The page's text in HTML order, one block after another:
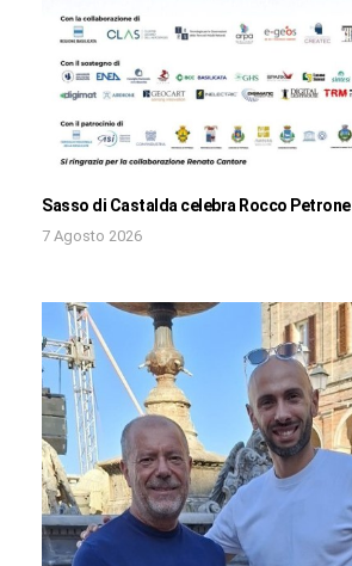
Sasso di Castalda celebra Rocco Petrone
7 Agosto 2026